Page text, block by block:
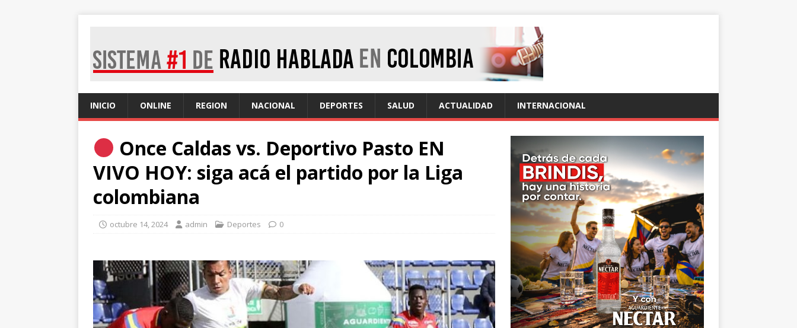
INICIO ONLINE REGION NACIONAL DEPORTES SALUD ACTUALIDAD INTERNACIONAL
Once Caldas vs. Deportivo Pasto EN
VIVO HOY: siga acá el partido por la Liga
colombiana
octubre 14, 2024 admin Deportes 0